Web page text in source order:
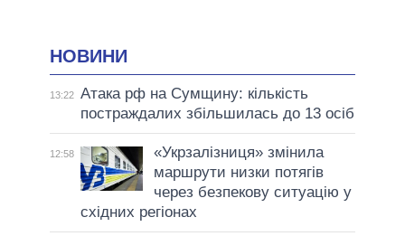
НОВИНИ
13:22 Атака рф на Сумщину: кількість
постраждалих збільшилась до 13 осіб
12:58
«Укрзалізниця» змінила
маршрути низки потягів
через безпекову ситуацію у
східних регіонах